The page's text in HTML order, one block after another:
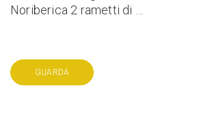
Noriberica 2 rametti di …
GUARDA